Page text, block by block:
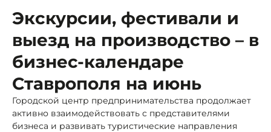
Экскурсии, фестивали и
выезд на производство – в
бизнес-календаре
Ставрополя на июнь
Городской центр предпринимательства продолжает
активно взаимодействовать с представителями
бизнеса и развивать туристические направления